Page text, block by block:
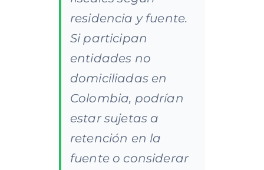
residencia y fuente.
Si participan
entidades no
domiciliadas en
Colombia, podrían
estar sujetas a
retención en la
fuente o considerar